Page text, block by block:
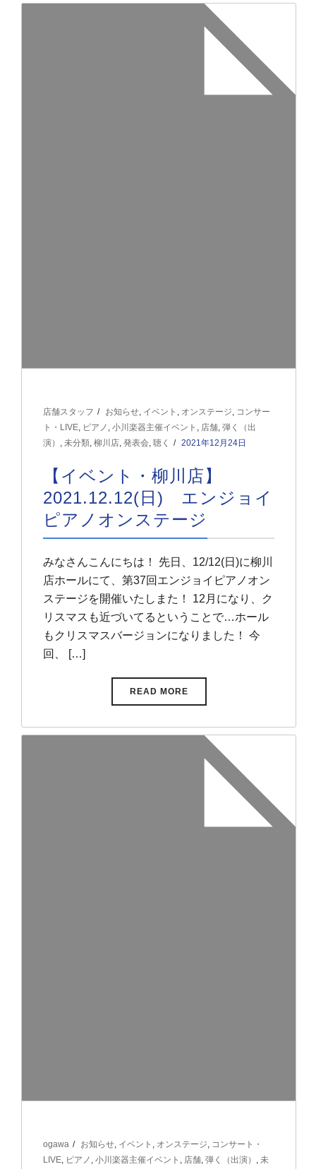
店舗スタッフ お知らせ, イベント , オンステージ, コンサー
ト・LIVE, ピアノ , 小川楽器主催イベント , 店舗, 弾く（出
演） , 未分類, 柳川店, 発表会, 聴く 2021年12月24日
【イベント・柳川店】
2021.12.12(日) エンジョイ
ピアノオンステージ
みなさんこんにちは！ 先日、12/12(日)に柳川
店ホールにて、第37回エンジョイピアノオン
ステージを開催いたしまた！ 12月になり、ク
リスマスも近づいてるということで…ホール
もクリスマスバージョンになりました！ 今
回、 […]
READ MORE
ogawa お知らせ イベント オンステージ
コンサート・
LIVE ピアノ 小川楽器主催イベント 店舗 弾く（出演）
未